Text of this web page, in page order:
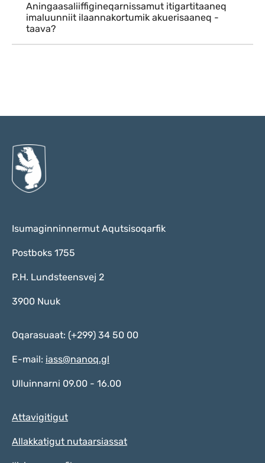
Aningaasaliiffigineqarnissamut itigartitaaneq
imaluunniit ilaannakortumik akuerisaaneq -
taava?
Isumaginninnermut Aqutsisoqarfik
Postboks 1755
P.H. Lundsteensvej 2
3900 Nuuk
Oqarasuaat: (+299) 34 50 00
E-mail: iass@nanoq.gl
Ulluinnarni 09.00 - 16.00
Attavigitigut
Allakkatigut nutaarsiassat